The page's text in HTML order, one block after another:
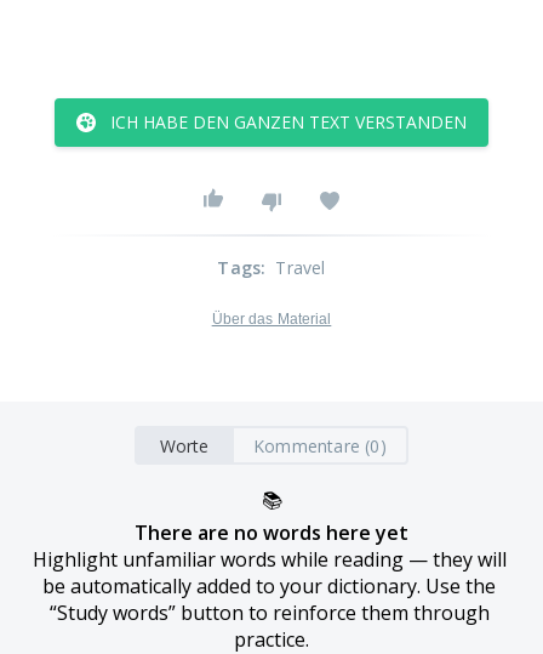
ICH HABE DEN GANZEN TEXT VERSTANDEN
Tags: Travel
Über das Material
Worte Kommentare (0)
📚
There are no words here yet
Highlight unfamiliar words while reading — they will
be automatically added to your dictionary. Use the
“Study words” button to reinforce them through
practice.